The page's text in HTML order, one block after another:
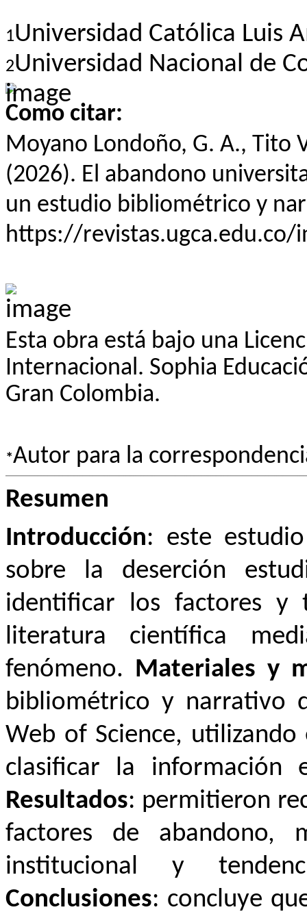
1Universidad Católica Luis
2Universidad Nacional de
Como citar:
Moyano Londoño, G. A., Tito
(2026). El abandono
un estudio bibliométrico y
https://
Esta obra está bajo una
Internacional. Sophia
Gran Colombia.
*Autor para la
Resumen
Introducción: este
sobre la deserción
identificar los factores y
literatura científica
fenómeno. Materiales y
bibliométrico y narrativo
Web of Science,
clasificar la
Resultados: permitieron
factores de abandono,
institucional y
Conclusiones: concluye